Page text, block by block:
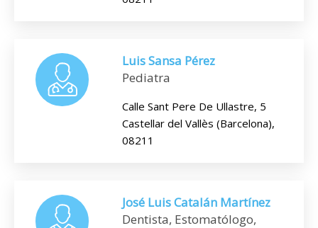
Luis Sansa Pérez
Pediatra
Calle Sant Pere De Ullastre, 5
Castellar del Vallès (Barcelona),
08211
José Luis Catalán Martínez
Dentista, Estomatólogo,